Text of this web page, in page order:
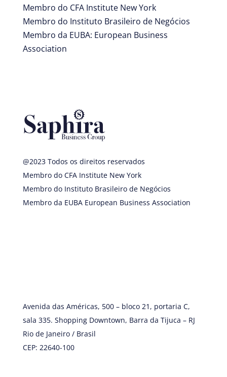
Membro do CFA Institute New York
Membro do Instituto Brasileiro de Negócios
Membro da EUBA: European Business
Association
@2023 Todos os direitos reservados
Membro do CFA Institute New York
Membro do Instituto Brasileiro de Negócios
Membro da EUBA European Business Association
Avenida das Américas, 500 – bloco 21, portaria C,
sala 335. Shopping Downtown, Barra da Tijuca – RJ
Rio de Janeiro / Brasil
CEP: 22640-100